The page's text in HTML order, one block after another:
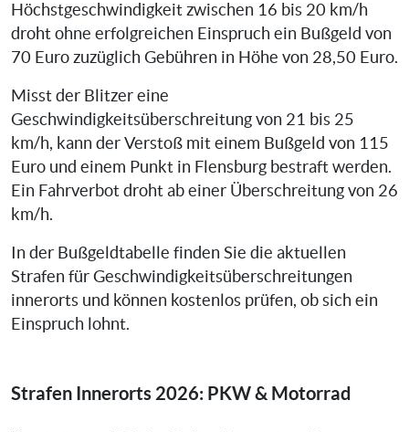
Höchstgeschwindigkeit zwischen 16 bis 20 km/h
droht ohne erfolgreichen Einspruch ein Bußgeld von
70 Euro zuzüglich Gebühren in Höhe von 28,50 Euro.
Misst der Blitzer eine
Geschwindigkeitsüberschreitung von 21 bis 25
km/h, kann der Verstoß mit einem Bußgeld von 115
Euro und einem Punkt in Flensburg bestraft werden.
Ein Fahrverbot droht ab einer Überschreitung von 26
km/h.
In der Bußgeldtabelle finden Sie die aktuellen
Strafen für Geschwindigkeitsüberschreitungen
innerorts und können kostenlos prüfen, ob sich ein
Einspruch lohnt.
Strafen Innerorts 2026: PKW & Motorrad